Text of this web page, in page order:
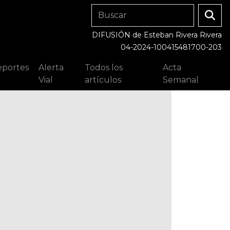
DIFUSIÓN de Esteban Rivera Rivera
04-2024-100415481700-203
Alerta
Vial
Todos los
artículos
Acta
Semanal